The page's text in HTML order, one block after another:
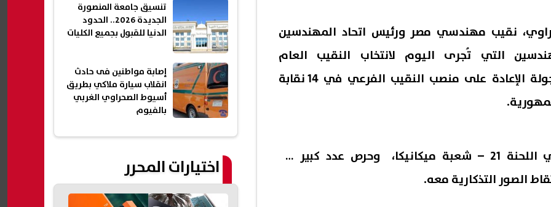
نقيب مهندسي مصر ورئيس اتحاد المهندسين
التي تُجرى اليوم لانتخاب النقيب العام
للمهندسين، إضافة إلى جولة الإعادة على منصب النقيب الفرعي في 14 نقابة
أدلى "النبراوي" بصوته في اللحنة 21 – شعبة ميكانيكا، وحرص عدد كبير من
الصور التذكارية معه.
تنسيق جامعة المنصورة
الجديدة 2026.. الحدود
الدنيا للقبول بجميع الكليات
إصابة مواطنين فى حادث
انقلاب سيارة ملاكي بطريق
أسيوط الصحراوي الغربي
بالفيوم
اختيارات المحرر